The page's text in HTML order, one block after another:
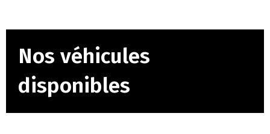
Nos véhicules
disponibles